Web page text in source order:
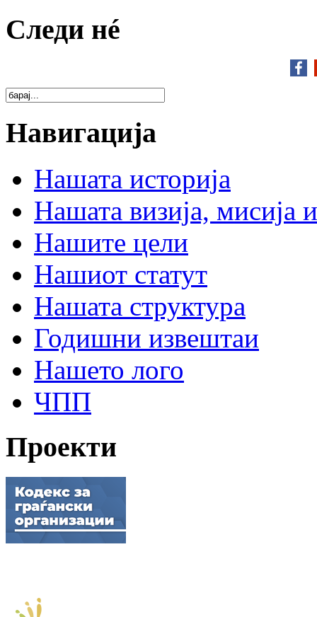
Следи нé
Навигација
Нашата историја
Нашата визија, мисија и
Нашите цели
Нашиот статут
Нашата структура
Годишни извештаи
Нашето лого
ЧПП
Проекти